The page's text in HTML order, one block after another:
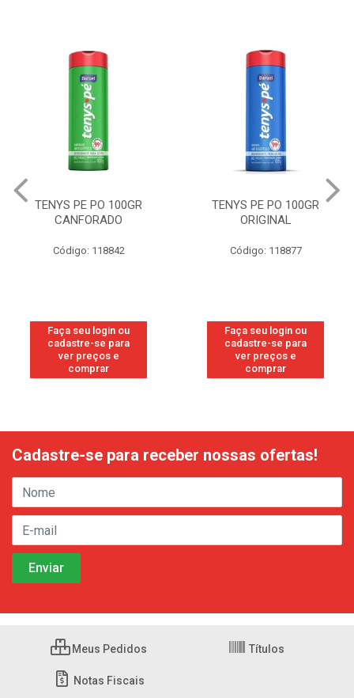
TENYS PE PO 100GR
CANFORADO
Código: 118842
Faça seu login ou
cadastre-se para
ver preços e
comprar
TENYS PE PO 100GR
ORIGINAL
Código: 118877
Faça seu login ou
cadastre-se para
ver preços e
comprar
Cadastre-se para receber nossas ofertas!
Meus Pedidos Títulos
Notas Fiscais